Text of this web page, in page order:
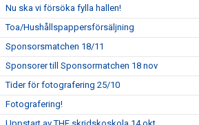
Nu ska vi försöka fylla hallen!
Toa/Hushållspappersförsäljning
Sponsorsmatchen 18/11
Sponsorer till Sponsormatchen 18 nov
Tider för fotografering 25/10
Fotografering!